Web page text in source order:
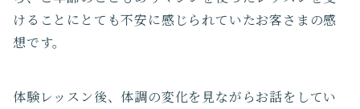
けることにとても不安に感じられていたお客さまの感
想です。
体験レッスン後、体調の変化を見ながらお話をしてい